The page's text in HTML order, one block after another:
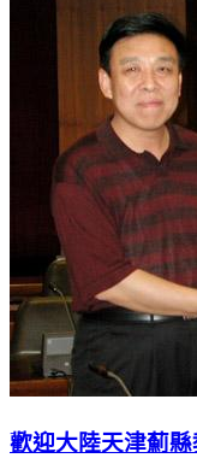
歡迎大陸天津薊